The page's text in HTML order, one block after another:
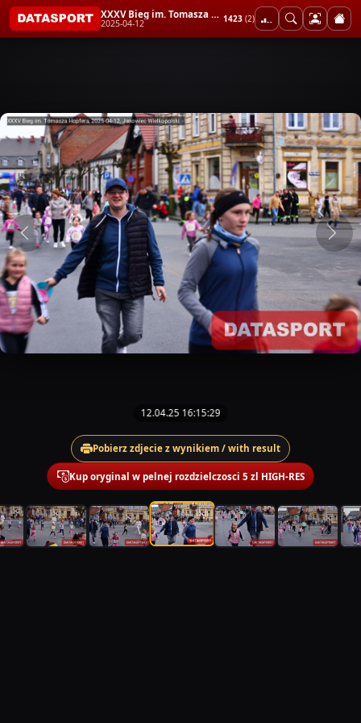
XXXV Bieg im. Tomasza Hopfera
2025-04-12 1423 (2)
12.04.25 16:15:29
Pobierz zdjecie z wynikiem / with result
Kup oryginal w pelnej rozdzielczosci 5 zl HIGH-RES